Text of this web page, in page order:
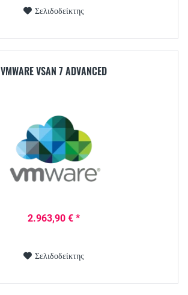
Σελιδοδείκτης
VMWARE VSAN 7 ADVANCED
2.963,90 € *
Σελιδοδείκτης